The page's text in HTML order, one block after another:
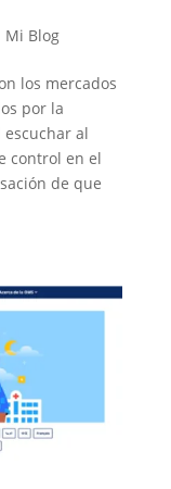
Mi Blog
los mercados
por la
al
control en el
de que